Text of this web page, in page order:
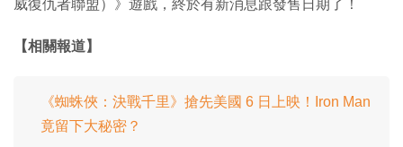
威復仇者聯盟）》遊戲，終於有新消息跟發售日期了！
【相關報道】
《蜘蛛俠：決戰千里》搶先美國 6 日上映！Iron Man
竟留下大秘密？